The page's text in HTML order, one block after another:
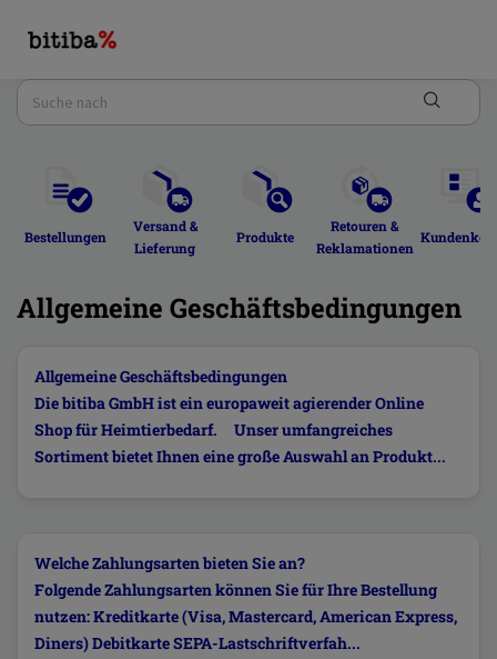
Bestellungen
Versand &
Lieferung
Produkte
Retouren &
Reklamationen
Allgemeine Geschäftsbedingungen
Allgemeine Geschäftsbedingungen
Die bitiba GmbH ist ein europaweit agierender Online
Shop für Heimtierbedarf. Unser umfangreiches
Sortiment bietet Ihnen eine große Auswahl an Produkt...
Welche Zahlungsarten bieten Sie an?
Folgende Zahlungsarten können Sie für Ihre Bestellung
nutzen: Kreditkarte (Visa, Mastercard, American Express,
Diners) Debitkarte SEPA-Lastschriftverfah...